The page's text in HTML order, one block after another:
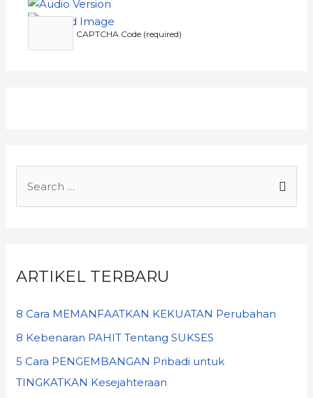
CAPTCHA Code (required)
ARTIKEL TERBARU
8 Cara MEMANFAATKAN KEKUATAN Perubahan
8 Kebenaran PAHIT Tentang SUKSES
5 Cara PENGEMBANGAN Pribadi untuk
TINGKATKAN Kesejahteraan